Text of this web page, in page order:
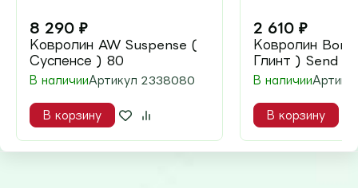
8 290 ₽
Ковролин AW Suspense (
Суспенсе ) 80
В наличииАртикул 2338080
В корзину
2 610 ₽
Ковролин
Глинт ) Send
В наличии
В корзину